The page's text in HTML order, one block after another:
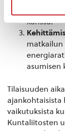
kanssa.
asumisen
Tilaisuuden
ajankohtaisista
vaikutuksista
Kuntaliitosten